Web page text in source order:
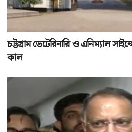
চট্টগ্রাম ভেটেরিনারি ও এনিম্যাল
কাল